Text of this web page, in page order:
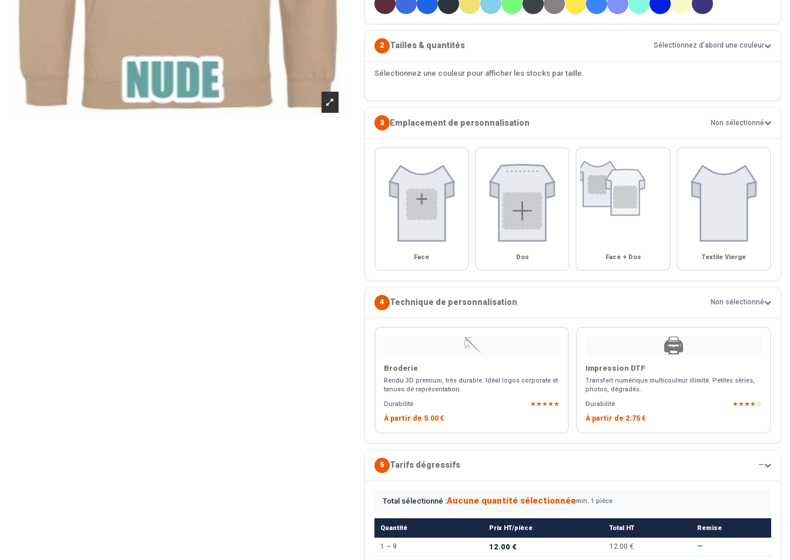
2 Tailles & quantités Sélectionnez d'abord une couleur
Sélectionnez une couleur pour afficher les stocks par taille.
3 Emplacement de personnalisation Non sélectionné
Face Dos Face + Dos Textile Vierge
4 Technique de personnalisation Non sélectionné
🪡
Broderie
Rendu 3D premium, très durable. Idéal logos corporate et
tenues de représentation.
Durabilité
★★★★★
À partir de 5.00 €
🖨️
Impression DTF
Transfert numérique multicouleur illimité. Petites séries,
photos, dégradés.
Durabilité
★★★★☆
À partir de 2.75 €
5 Tarifs dégressifs —
Total sélectionné :Aucune quantité sélectionnéemin. 1 pièce
Quantité Prix HT/pièce Total HT Remise
1 – 9 12.00 € 12.00 € —